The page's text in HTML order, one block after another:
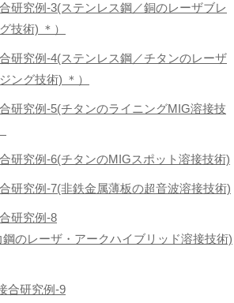
研究例-3(ステンレス鋼／銅のレーザブレ
技術) ＊）
研究例-4(ステンレス鋼／チタンのレーザ
ング技術) ＊）
研究例-5(チタンのライニングMIG溶接技
研究例-6(チタンのMIGスポット溶接技術)
研究例-7(非鉄金属薄板の超音波溶接技術)
研究例-8
鋼のレーザ・アークハイブリッド溶接技術)
合研究例-9